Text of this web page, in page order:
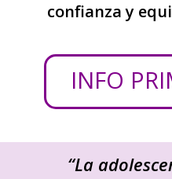
confianza y
INFO
“La